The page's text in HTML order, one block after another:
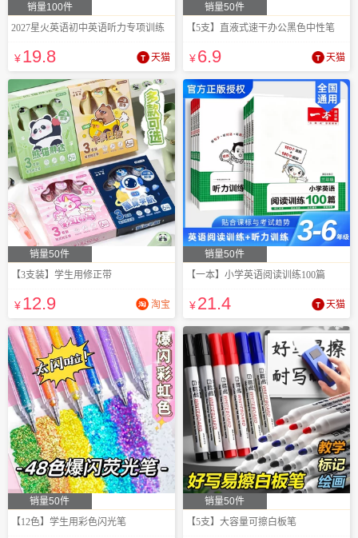
销量100件
2027星火英语初中英语听力专项训练
¥19.8 天猫
销量50件
【5支】直液式速干办公黑色中性笔
¥6.9 天猫
销量50件
【3支装】学生用修正带
¥12.9 淘宝
销量50件
【一本】小学英语阅读训练100篇
¥21.4 天猫
销量50件
【12色】学生用彩色闪光笔
销量50件
【5支】大容量可擦白板笔